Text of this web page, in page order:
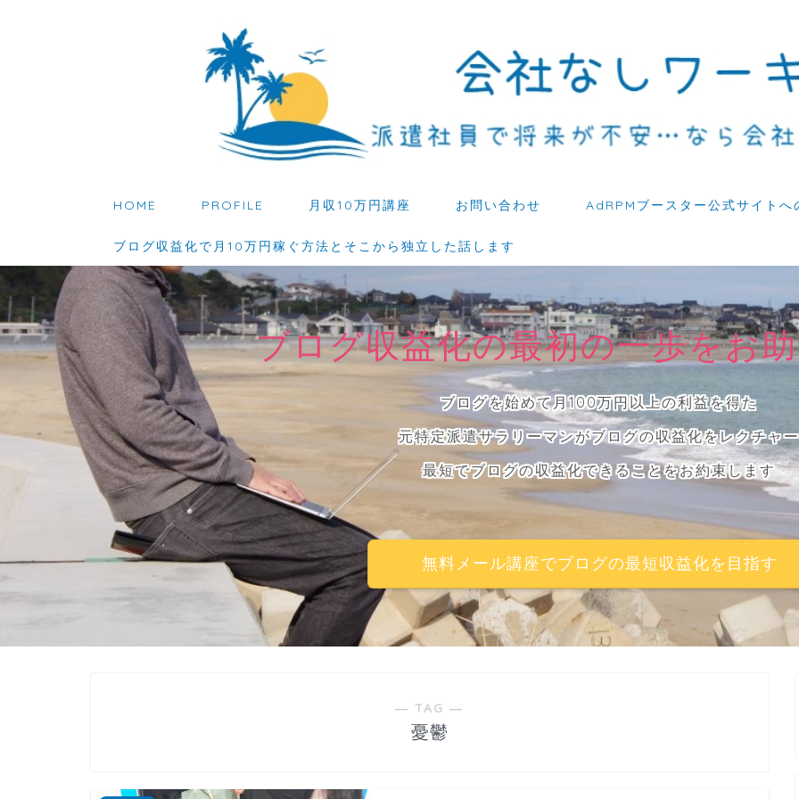
HOME PROFILE 月収10万円講座 お問い合わせ AdRPMブースター公式サイトへ
ブログ収益化で月10万円稼ぐ方法とそこから独立した話します
ブログ収益化の最初の一歩をお
ブログを始めて月100万円以上の利益を得た
元特定派遣サラリーマンがブログの収益化をレクチャー
最短でブログの収益化できることをお約束します
無料メール講座でブログの最短収益化を目指す
― TAG ―
憂鬱